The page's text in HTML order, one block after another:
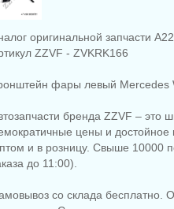
оригинальной запчасти
ZZVF - ZVKRK166
фары левый Mercedes
бренда ZZVF – это
цены и достойное
и в розницу. Свыше 10000
до 11:00).
со склада бесплатно.